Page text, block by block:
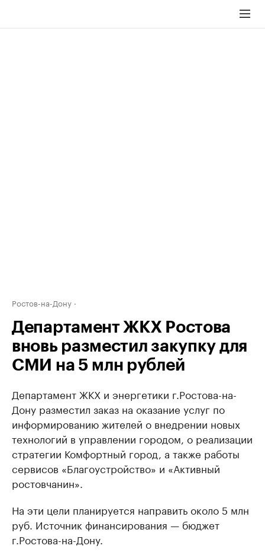
Ростов-на-Дону
Департамент ЖКХ Ростова
вновь разместил закупку для
СМИ на 5 млн рублей
Департамент ЖКХ и энергетики г.Ростова-на-
Дону разместил заказ на оказание услуг по
информированию жителей о внедрении новых
технологий в управлении городом, о реализации
стратегии Комфортный город, а также работы
сервисов «Благоустройство» и «Активный
ростовчанин».
На эти цели планируется направить около 5 млн
руб. Источник финансирования — бюджет
г.Ростова-на-Дону.